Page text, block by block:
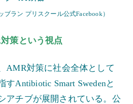
ブラン プリスクール公式Facebook）
策という視点
AMR対策に社会全体として
すAntibiotic Smart Swedenと
アチブが展開されている。公